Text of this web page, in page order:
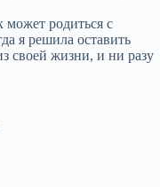
родиться с
я решила оставить
своей жизни, и ни разу